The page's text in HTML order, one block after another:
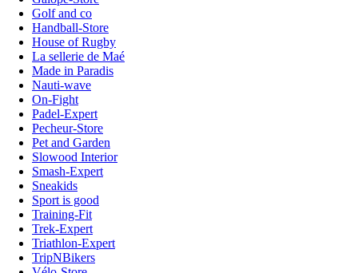
Golf and co
Handball-Store
House of Rugby
La sellerie de Maé
Made in Paradis
Nauti-wave
On-Fight
Padel-Expert
Pecheur-Store
Pet and Garden
Slowood Interior
Smash-Expert
Sneakids
Sport is good
Training-Fit
Trek-Expert
Triathlon-Expert
TripNBikers